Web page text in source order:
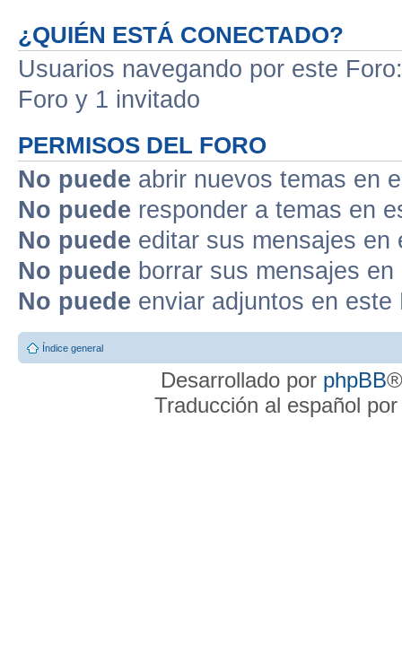
¿QUIÉN ESTÁ CONECTADO?
Usuarios navegando por este
Foro y 1 invitado
PERMISOS DEL FORO
No puede abrir nuevos temas en
No puede responder a temas en
No puede editar sus mensajes en
No puede borrar sus mensajes
No puede enviar adjuntos en este
Índice general
Desarrollado por phpBB
Traducción al español